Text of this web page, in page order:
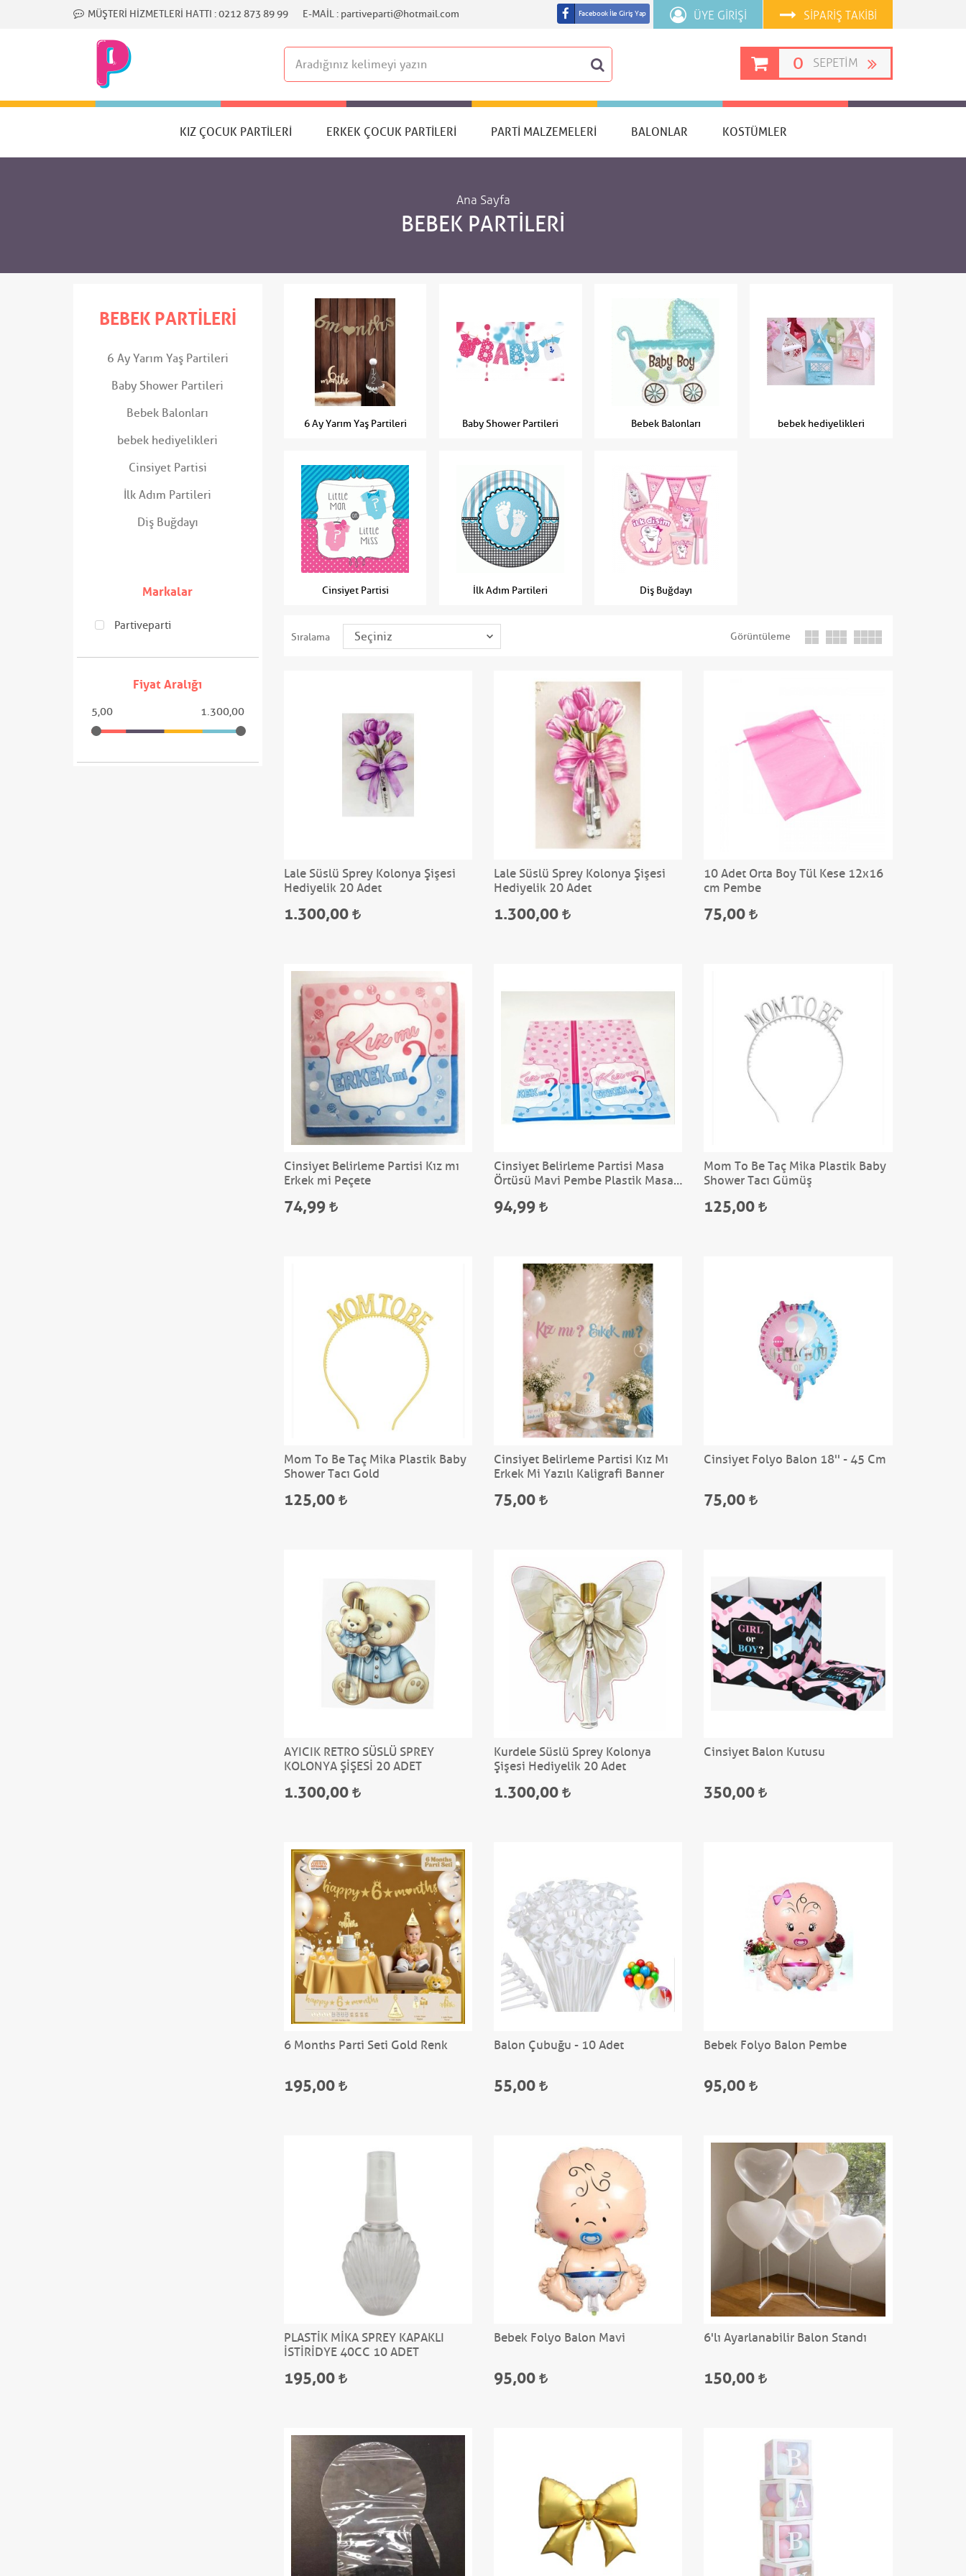
MÜŞTERI HIZMETLERI HATTI :0212 873 89 99 E-MAIL : partiveparti@hotmail.com SIPARIŞ TAKIBI
ÜYE GIRIŞI
Facebook İle Giriş Yap
0 SEPETIM
KIZ ÇOCUK PARTILERI ERKEK ÇOCUK PARTILERI PARTI MALZEMELERI BALONLAR KOSTÜMLER
Ana Sayfa
BEBEK PARTILERI
BEBEK PARTILERI
6 Ay Yarım Yaş Partileri
Baby Shower Partileri
Bebek Balonları
bebek hediyelikleri
Cinsiyet Partisi
İlk Adım Partileri
Diş Buğdayı
Markalar
Partiveparti
Fiyat Aralığı
5,00 1.300,00
6 Ay Yarım Yaş Partileri Baby Shower Partileri Bebek Balonları bebek hediyelikleri
Cinsiyet Partisi İlk Adım Partileri Diş Buğdayı
Sıralama Görüntüleme
Lale Süslü Sprey Kolonya Şişesi
Hediyelik 20 Adet
1.300,00
Lale Süslü Sprey Kolonya Şişesi
Hediyelik 20 Adet
1.300,00
10 Adet Orta Boy Tül Kese 12x16
cm Pembe
75,00
Cinsiyet Belirleme Partisi Kız mı
Erkek mi Peçete
74,99
Cinsiyet Belirleme Partisi Masa
Örtüsü Mavi Pembe Plastik Masa
94,99
Mom To Be Taç Mika Plastik Baby
Shower Tacı Gümüş
125,00
Mom To Be Taç Mika Plastik Baby
Shower Tacı Gold
125,00
Cinsiyet Belirleme Partisi Kız Mı
Erkek Mi Yazılı Kaligrafi Banner
75,00
Cinsiyet Folyo Balon 18'' - 45 Cm
75,00
AYICIK RETRO SÜSLÜ SPREY
KOLONYA ŞİŞESİ 20 ADET
1.300,00
Kurdele Süslü Sprey Kolonya
Şişesi Hediyelik 20 Adet
1.300,00
Cinsiyet Balon Kutusu
350,00
6 Months Parti Seti Gold Renk
195,00
Balon Çubuğu - 10 Adet
55,00
Bebek Folyo Balon Pembe
95,00
PLASTİK MİKA SPREY KAPAKLI
İSTİRİDYE 40CC 10 ADET
195,00
Bebek Folyo Balon Mavi
95,00
6'lı Ayarlanabilir Balon Standı
150,00